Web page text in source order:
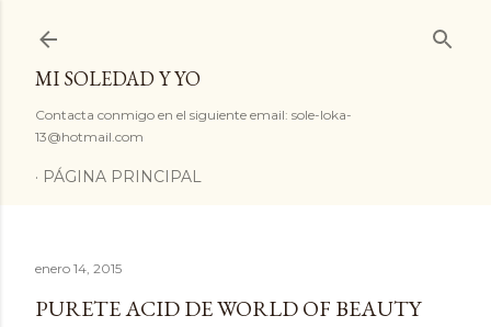
MI SOLEDAD Y YO
Contacta conmigo en el siguiente email: sole-loka-
13@hotmail.com
PÁGINA PRINCIPAL
enero 14, 2015
PURETE ACID DE WORLD OF BEAUTY